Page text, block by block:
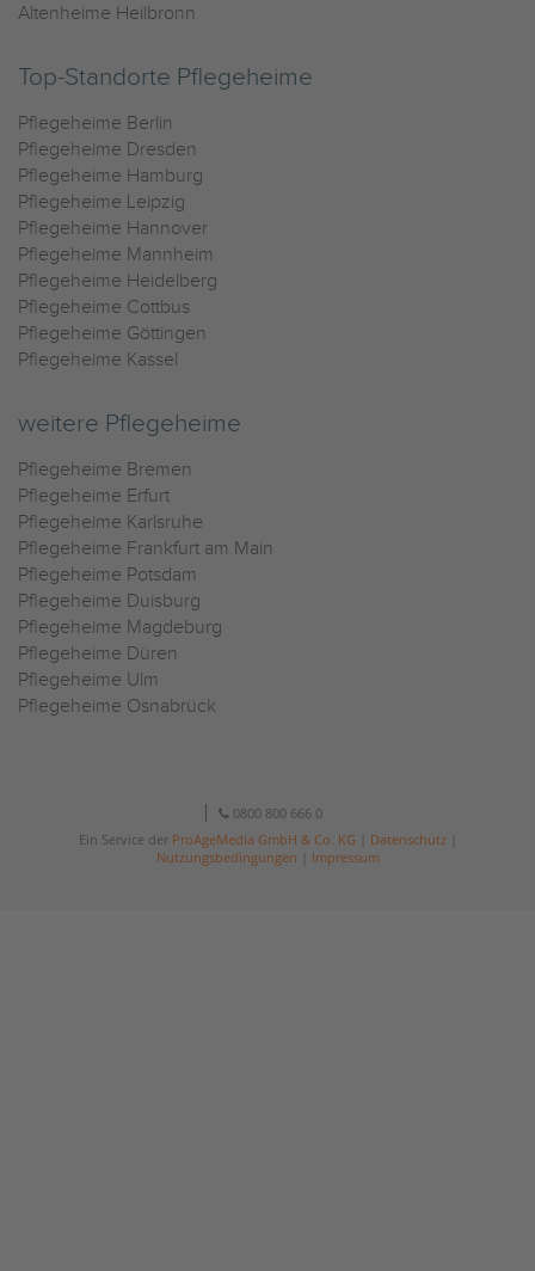
Altenheime Heilbronn
Top-Standorte Pflegeheime
Pflegeheime Berlin
Pflegeheime Dresden
Pflegeheime Hamburg
Pflegeheime Leipzig
Pflegeheime Hannover
Pflegeheime Mannheim
Pflegeheime Heidelberg
Pflegeheime Cottbus
Pflegeheime Göttingen
Pflegeheime Kassel
weitere Pflegeheime
Pflegeheime Bremen
Pflegeheime Erfurt
Pflegeheime Karlsruhe
Pflegeheime Frankfurt am Main
Pflegeheime Potsdam
Pflegeheime Duisburg
Pflegeheime Magdeburg
Pflegeheime Düren
Pflegeheime Ulm
Pflegeheime Osnabrück
0800 800 666 0
Ein Service der ProAgeMedia GmbH & Co. KG Datenschutz|
Nutzungsbedingungen
Impressum